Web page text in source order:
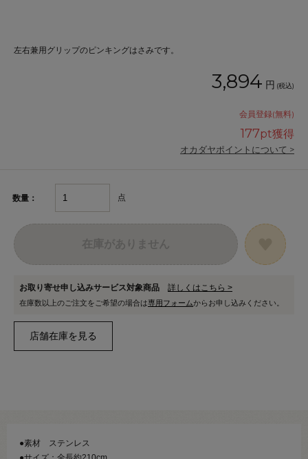
左右兼用グリップのピンキングはさみです。
3,894 円 (税込)
会員登録(無料)
177pt獲得
オカダヤポイントについて >
数量： 点
お取り寄せ申し込みサービス対象商品 詳しくはこちら >
在庫数以上のご注文をご希望の場合は専用フォームからお申し込みください。
●素材 ステンレス